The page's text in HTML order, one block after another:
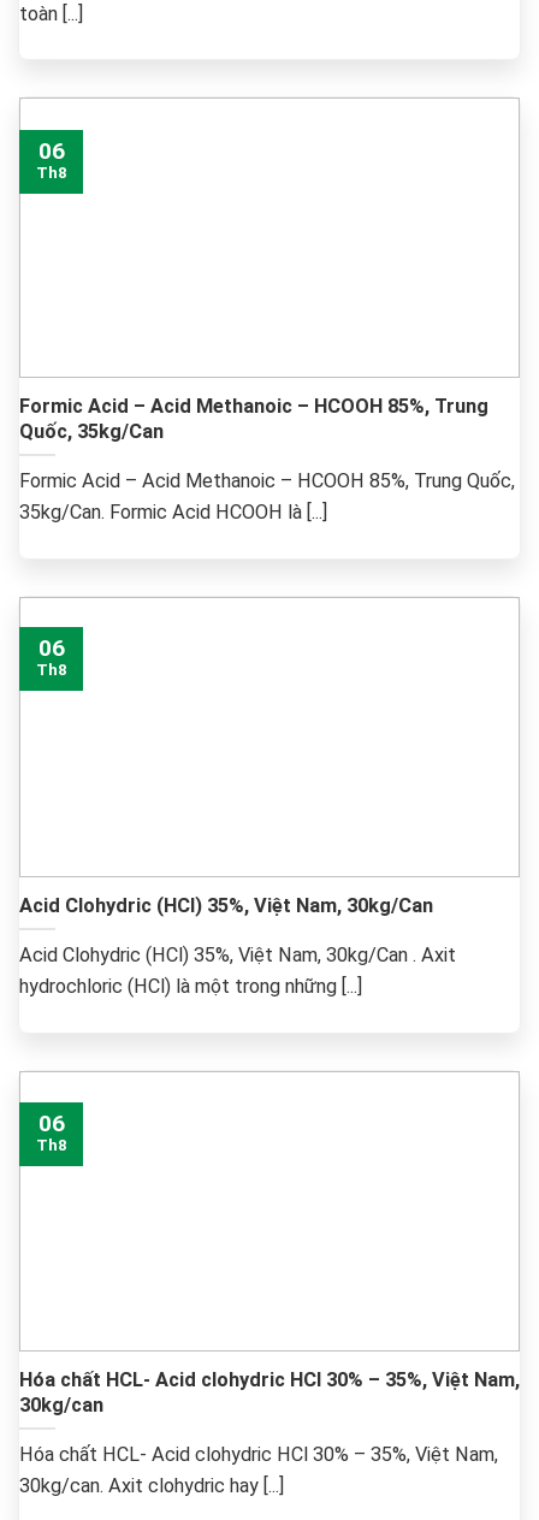
toàn [...]
Formic Acid – Acid Methanoic – HCOOH 85%, Trung
Quốc, 35kg/Can
Formic Acid – Acid Methanoic – HCOOH 85%, Trung Quốc,
35kg/Can. Formic Acid HCOOH là [...]
06
Th8
Acid Clohydric (HCl) 35%, Việt Nam, 30kg/Can
Acid Clohydric (HCl) 35%, Việt Nam, 30kg/Can . Axit
hydrochloric (HCl) là một trong những [...]
06
Th8
Hóa chất HCL- Acid clohydric HCl 30% – 35%, Việt Nam,
30kg/can
Hóa chất HCL- Acid clohydric HCl 30% – 35%, Việt Nam,
30kg/can. Axit clohydric hay [...]
06
Th8